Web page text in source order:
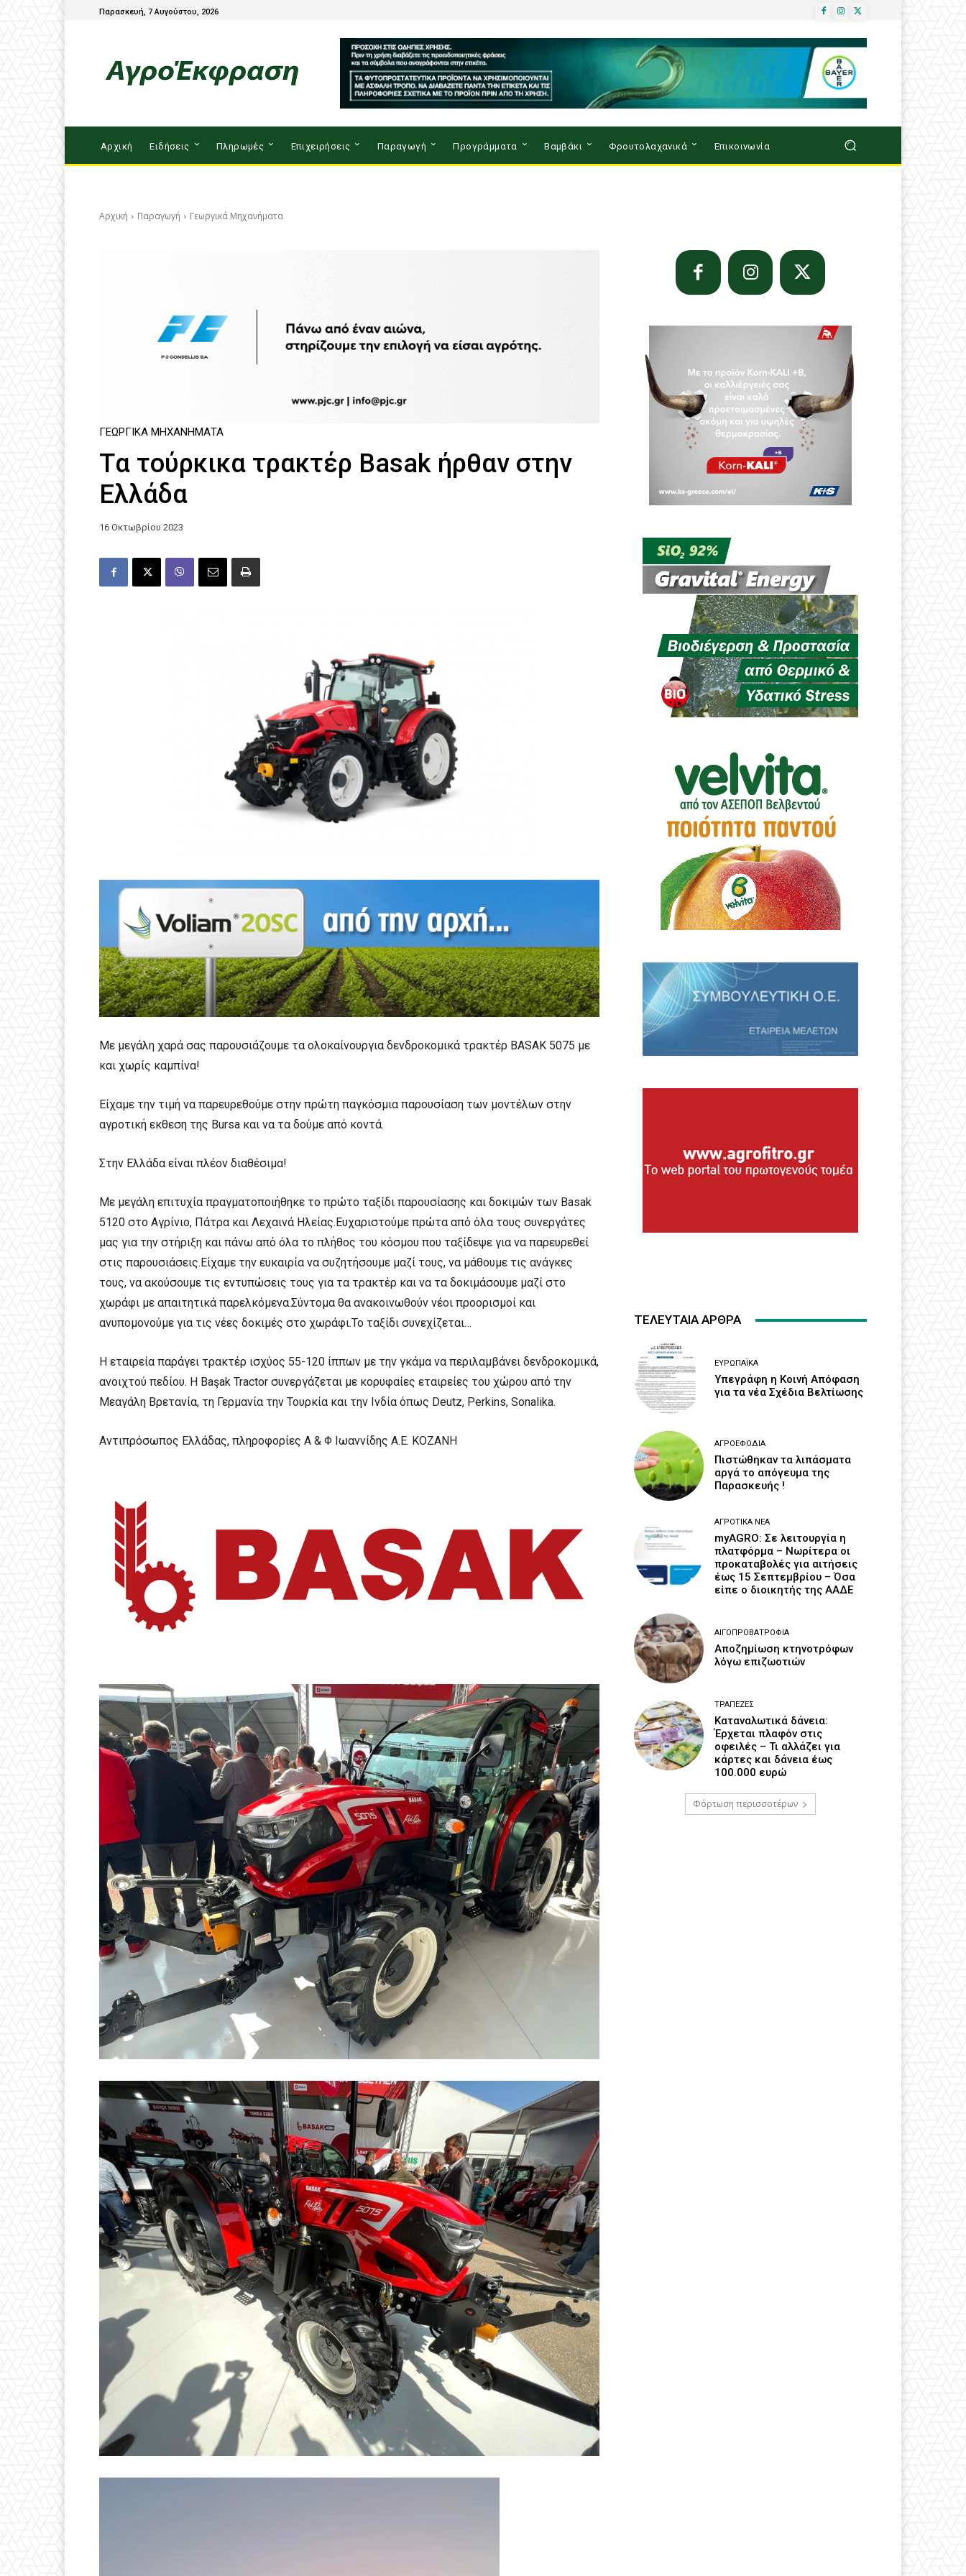
Παρασκευή, 7 Αυγούστου, 2026
Αρχική Ειδήσεις Πληρωμές Επιχειρήσεις Παραγωγή Προγράμματα Βαμβάκι Φρουτολαχανικά Επικοινωνία
Αρχική Παραγωγή Γεωργικά Μηχανήματα
ΓΕΩΡΓΙΚΆ ΜΗΧΑΝΉΜΑΤΑ
Tα τούρκικα τρακτέρ Basak ήρθαν στην
Ελλάδα
16 Οκτωβρίου 2023
Με μεγάλη χαρά σας παρουσιάζουμε τα ολοκαίνουργια δενδροκομικά τρακτέρ BASAK 5075 με
και χωρίς καμπίνα!
Είχαμε την τιμή να παρευρεθούμε στην πρώτη παγκόσμια παρουσίαση των μοντέλων στην
αγροτική εκθεση της Bursa και να τα δούμε από κοντά.
Στην Ελλάδα είναι πλέον διαθέσιμα!
Με μεγάλη επιτυχία πραγματοποιήθηκε το πρώτο ταξίδι παρουσίασης και δοκιμών των Basak
5120 στο Αγρίνιο, Πάτρα και Λεχαινά Ηλείας.Ευχαριστούμε πρώτα από όλα τους συνεργάτες
μας για την στήριξη και πάνω από όλα το πλήθος του κόσμου που ταξίδεψε για να παρευρεθεί
στις παρουσιάσεις.Είχαμε την ευκαιρία να συζητήσουμε μαζί τους, να μάθουμε τις ανάγκες
τους, να ακούσουμε τις εντυπώσεις τους για τα τρακτέρ και να τα δοκιμάσουμε μαζί στο
χωράφι με απαιτητικά παρελκόμενα.Σύντομα θα ανακοινωθούν νέοι προορισμοί και
ανυπομονούμε για τις νέες δοκιμές στο χωράφι.Το ταξίδι συνεχίζεται…
Η εταιρεία παράγει τρακτέρ ισχύος 55-120 ίππων µε την γκάµα να περιλαµβάνει δενδροκοµικά,
ανοιχτού πεδίου. Η Başak Tractor συνεργάζεται με κορυφαίες εταιρείες του χώρου από την
Μεαγάλη Βρετανία, τη Γερμανία την Τουρκία και την Ινδία όπως Deutz, Perkins, Sonalika.
Αντιπρόσωπος Ελλάδας, πληροφορίες Α & Φ Ιωαννίδης Α.Ε. ΚΟΖΑΝΗ
ΤΕΛΕΥΤΑΙΑ ΑΡΘΡΑ
ΕΥΡΩΠΑΪΚΆ
Υπεγράφη η Κοινή Απόφαση
για τα νέα Σχέδια Βελτίωσης
ΑΓΡΟΕΦΌΔΙΑ
Πιστώθηκαν τα λιπάσματα
αργά το απόγευμα της
Παρασκευής !
ΑΓΡΟΤΙΚΆ ΝΈΑ
myAGRO: Σε λειτουργία η
πλατφόρμα – Νωρίτερα οι
προκαταβολές για αιτήσεις
έως 15 Σεπτεμβρίου – Όσα
είπε ο διοικητής της ΑΑΔΕ
ΑΙΓΟΠΡΟΒΑΤΡΟΦΊΑ
Αποζημίωση κτηνοτρόφων
λόγω επιζωοτιών
ΤΡΆΠΕΖΕΣ
Καταναλωτικά δάνεια:
Έρχεται πλαφόν στις
οφειλές – Τι αλλάζει για
κάρτες και δάνεια έως
100.000 ευρώ
Φόρτωση περισσοτέρων